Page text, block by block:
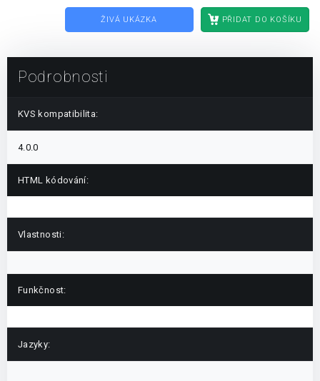
ŽIVÁ UKÁZKA PŘIDAT DO KOŠÍKU
Podrobnosti
KVS kompatibilita:
4.0.0
HTML kódování:
Vlastnosti:
Funkčnost:
Jazyky: